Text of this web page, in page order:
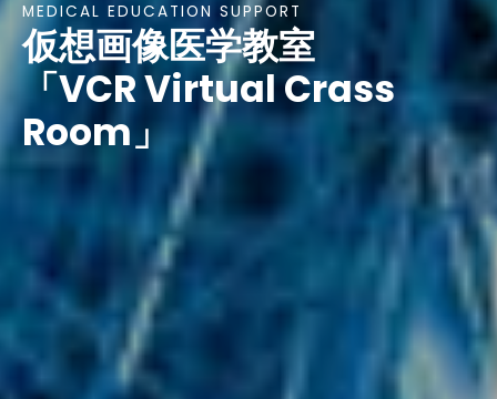
MEDICAL EDUCATION SUPPORT
仮想画像医学教室
「VCR Virtual Crass
Room」